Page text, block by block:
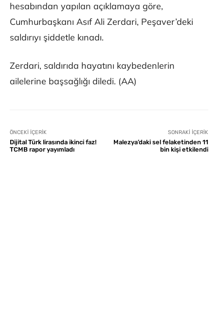
hesabından yapılan açıklamaya göre,
Cumhurbaşkanı Asıf Ali Zerdari, Peşaver’deki
saldırıyı şiddetle kınadı.
Zerdari, saldırıda hayatını kaybedenlerin
ailelerine başsağlığı diledi. (AA)
ÖNCEKI İÇERIK
Dijital Türk lirasında ikinci faz!
TCMB rapor yayımladı
SONRAKI İÇERIK
Malezya’daki sel felaketinden 11
bin kişi etkilendi